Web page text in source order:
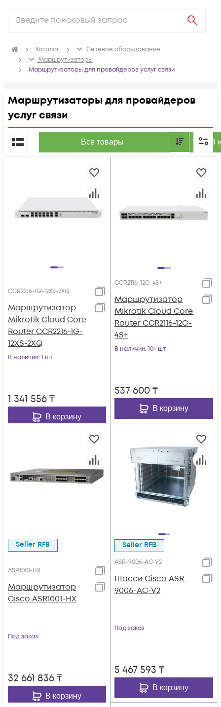
Каталог
Сетевое оборудование
Маршрутизаторы
Маршрутизаторы для провайдеров услуг связи
Маршрутизаторы для провайдеров
услуг связи
Все товары В
По популярности
CCR2216-1G-12XS-2XQ
Маршрутизатор
Mikrotik Cloud Core
Router CCR2216-1G-
12XS-2XQ
В наличии: 1 шт
1 341 556₸
В корзину
CCR2116-12G-4S+
Маршрутизатор
Mikrotik Cloud Core
Router CCR2116-12G-
4S+
В наличии: 10+ шт
537 600₸
В корзину
Seller RFB
ASR1001-HХ
Маршрутизатор
Cisco ASR1001-HX
Под заказ
32 661 836₸
В корзину
Seller RFB
ASR-9006-AC-V2
Шасси Cisco ASR-
9006-AC-V2
Под заказ
5 467 593 ₸
В корзину